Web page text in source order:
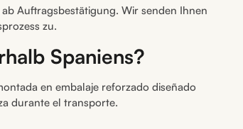
ab Auftragsbestätigung. Wir senden Ihnen
zu.
Spaniens?
en embalaje reforzado diseñado
durante el transporte.